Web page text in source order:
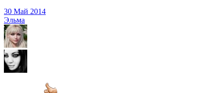
30 Май 2014
Эльма